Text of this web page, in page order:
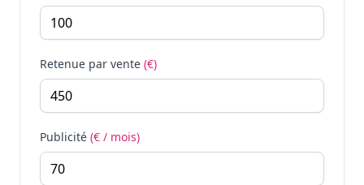
Retenue par vente (€)
Publicité (€ / mois)